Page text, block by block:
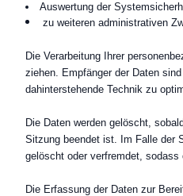
Auswertung der
zu weiteren administrativen
Die Verarbeitung Ihrer
ziehen. Empfänger der Daten
dahinterstehende Technik zu
Die Daten werden gelöscht,
Sitzung beendet ist. Im Falle der
gelöscht oder verfremdet,
Die Erfassung der Daten zur